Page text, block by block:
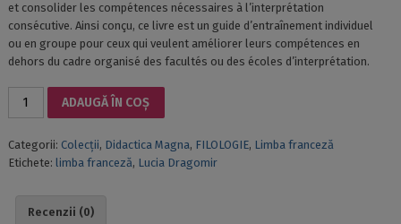
et consolider les compétences nécessaires à l’interprétation
consécutive. Ainsi conçu, ce livre est un guide d’entraînement individuel
ou en groupe pour ceux qui veulent améliorer leurs compétences en
dehors du cadre organisé des facultés ou des écoles d’interprétation.
Cantitate
THÉORIE
ET
ADAUGĂ ÎN COȘ
Categorii: Colecții, Didactica Magna, FILOLOGIE, Limba franceză
Etichete: limba franceză, Lucia Dragomir
Recenzii (0)